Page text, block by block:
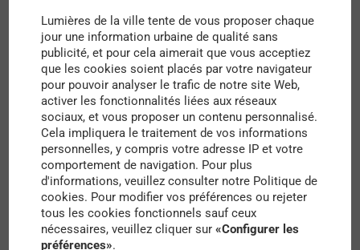
de consommation dans les quartiers délaissés
d’hier et le centre réveillé semble vouloir réparer la
faute d’une extension qui se prolonge trop loin
vers la plaine du Danube et vers les Carpates.
Mais je ne conseille à personne de s’illusionner :
ici nul bénéfice thésaurisé. Seulement des
volontés qui s’affrontent, des standings qui se
comparent, des excès qui frappent fort pour
régner fort. Le Bucarestois est trop avide de
possession pour s’arrêter à des résultats. C’est à
Lumières de la ville tente de vous proposer chaque
jour une information urbaine de qualité sans
publicité, et pour cela aimerait que vous acceptiez
que les cookies soient placés par votre navigateur
pour pouvoir analyser le trafic de notre site Web,
activer les fonctionnalités liées aux réseaux
sociaux, et vous proposer un contenu personnalisé.
Cela impliquera le traitement de vos informations
personnelles, y compris votre adresse IP et votre
comportement de navigation. Pour plus
d'informations, veuillez consulter notre Politique de
cookies. Pour modifier vos préférences ou rejeter
tous les cookies fonctionnels sauf ceux
nécessaires, veuillez cliquer sur«Configurer les
préférences».